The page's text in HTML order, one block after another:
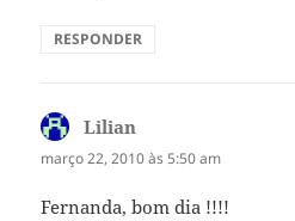
RESPONDER
Lilian
março 22, 2010 às 5:50 am
Fernanda, bom dia !!!!